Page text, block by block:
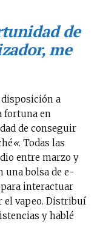
de
me
a
fortuna en
de conseguir
«. Todas las
entre marzo y
una bolsa de e-
interactuar
el vapeo. Distribuí
y hablé